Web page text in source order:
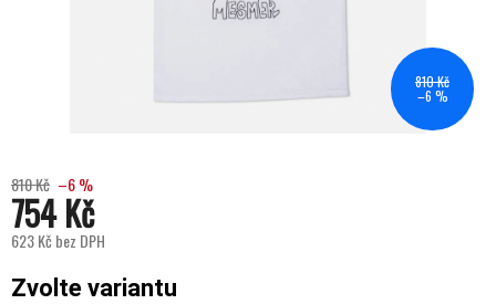
810 Kč
–6 %
810 Kč –6 %
754 Kč
623 Kč bez DPH
Zvolte variantu